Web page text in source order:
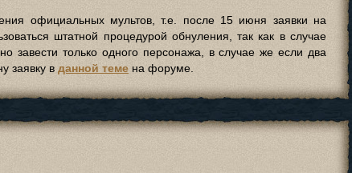
официальных мультов, т.е. после 15 июня заявки на
штатной процедурой обнуления, так как в случае
завести только одного персонажа, в случае же если два
заявку в данной теме на форуме.